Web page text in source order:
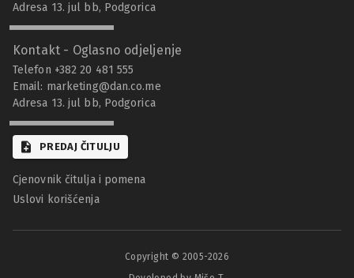
Adresa 13. jul bb, Podgorica
Kontakt - Oglasno odjeljenje
Telefon +382 20 481 555
Email: marketing@dan.co.me
Adresa 13. jul bb, Podgorica
PREDAJ ČITULJU
Cjenovnik čitulja i pomena
Uslovi korišćenja
Copyright © 2005-2026